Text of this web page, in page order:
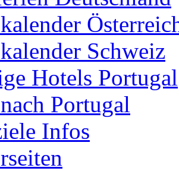
Schweiz
Hotels Portugal
Portugal
Infos